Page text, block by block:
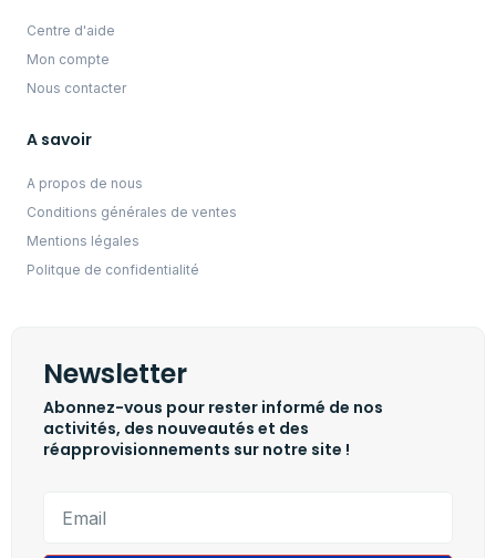
Centre d'aide
Mon compte
Nous contacter
A savoir
A propos de nous
Conditions générales de ventes
Mentions légales
Politque de confidentialité
Newsletter
Abonnez-vous pour rester informé de nos
activités, des nouveautés et des
réapprovisionnements sur notre site !